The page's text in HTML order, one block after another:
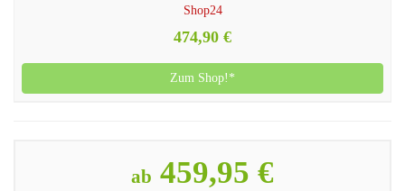
474,90 €
Zum Shop!*
ab 459,95 €